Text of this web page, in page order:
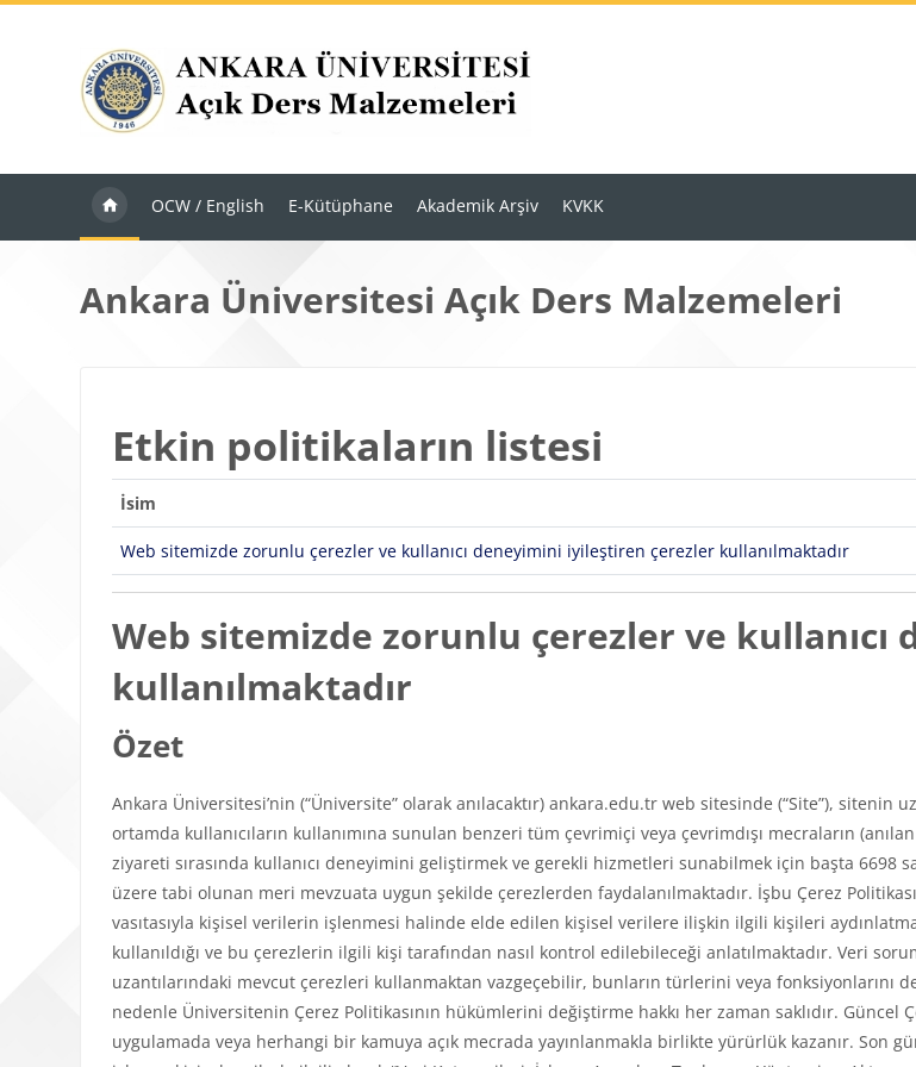
OCW / English E-Kütüphane Akademik Arşiv KVKK
Ankara Üniversitesi Açık Ders Malzemeleri
Etkin politikaların listesi
İsim
Web sitemizde zorunlu çerezler ve kullanıcı deneyimini iyileştiren çerezler kullanılmaktadır
Web sitemizde zorunlu çerezler ve
kullanılmaktadır
Özet
Ankara Üniversitesi’nin (“Üniversite” olarak anılacaktır) ankara.edu.tr web sitesinde (“Site”),
ortamda kullanıcıların kullanımına sunulan benzeri tüm çevrimiçi veya çevrimdışı mecraların
ziyareti sırasında kullanıcı deneyimini geliştirmek ve gerekli hizmetleri sunabilmek için başta 6698
üzere tabi olunan meri mevzuata uygun şekilde çerezlerden faydalanılmaktadır. İşbu Çerez
vasıtasıyla kişisel verilerin işlenmesi halinde elde edilen kişisel verilere ilişkin ilgili kişileri
kullanıldığı ve bu çerezlerin ilgili kişi tarafından nasıl kontrol edilebileceği anlatılmaktadır. Veri
uzantılarındaki mevcut çerezleri kullanmaktan vazgeçebilir, bunların türlerini veya
nedenle Üniversitenin Çerez Politikasının hükümlerini değiştirme hakkı her zaman saklıdır.
uygulamada veya herhangi bir kamuya açık mecrada yayınlanmakla birlikte yürürlük kazanır. Son